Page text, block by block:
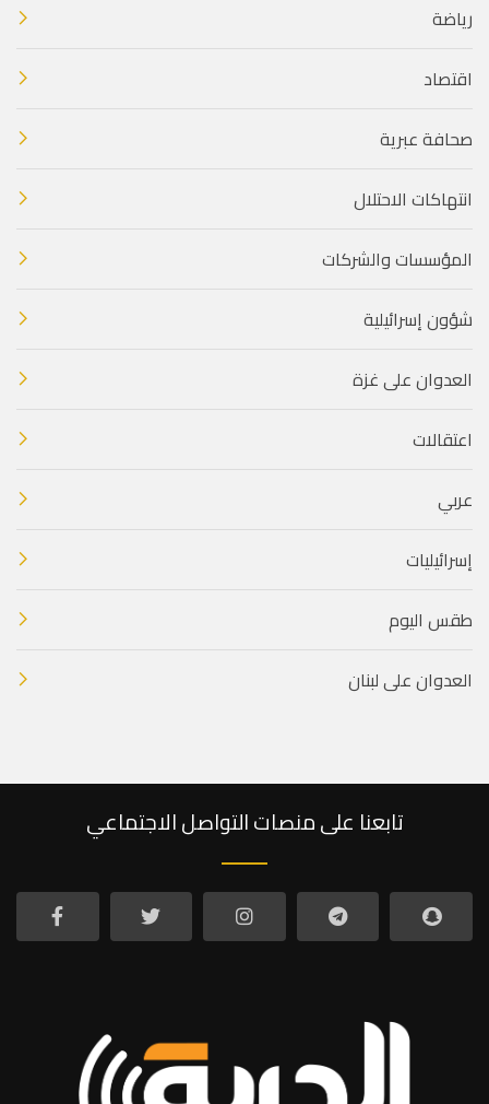
رياضة
اقتصاد
صحافة عبرية
انتهاكات الاحتلال
المؤسسات والشركات
شؤون إسرائيلية
العدوان على غزة
اعتقالات
عربي
إسرائيليات
طقس اليوم
العدوان على لبنان
تابعنا على منصات التواصل الاجتماعي